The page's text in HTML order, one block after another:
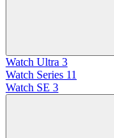
Watch Ultra 3
Watch Series 11
Watch SE 3